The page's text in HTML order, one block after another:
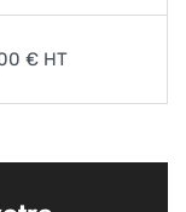
€ HT